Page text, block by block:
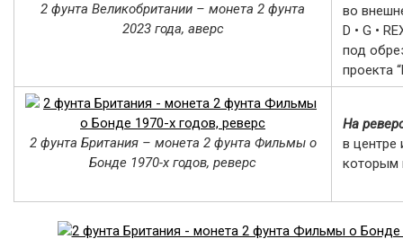
2 фунта Великобритании – монета 2 фунта
2023 года, аверс
во
D • G •
под
проекта
2 фунта Британия – монета 2 фунта Фильмы о
Бонде 1970-х годов, реверс
На
в центре
которым